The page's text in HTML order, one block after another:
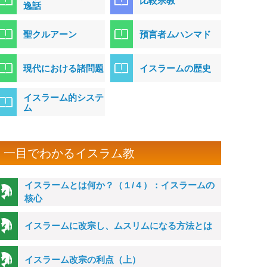
逸話
聖クルアーン 預言者ムハンマド
現代における諸問題 イスラームの歴史
イスラーム的システ
ム
一目でわかるイスラム教
イスラームとは何か？（１/４）：イスラームの
核心
イスラームに改宗し、ムスリムになる方法とは
イスラーム改宗の利点（上）